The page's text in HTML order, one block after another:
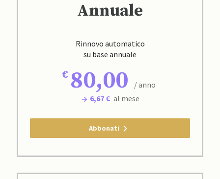
Annuale
Rinnovo automatico
su base annuale
80,00
/ anno
6,67 € al mese
Abbonati